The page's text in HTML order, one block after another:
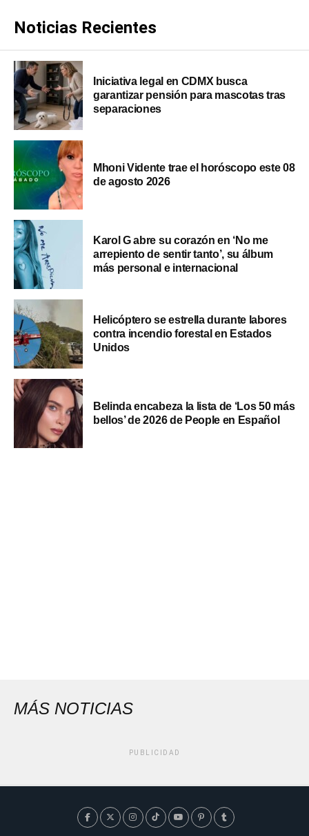
Noticias Recientes
Iniciativa legal en CDMX busca
garantizar pensión para mascotas tras
separaciones
Mhoni Vidente trae el horóscopo este 08
de agosto 2026
Karol G abre su corazón en ‘No me
arrepiento de sentir tanto’, su álbum
más personal e internacional
Helicóptero se estrella durante labores
contra incendio forestal en Estados
Unidos
Belinda encabeza la lista de ‘Los 50 más
bellos’ de 2026 de People en Español
MÁS NOTICIAS
PUBLICIDAD